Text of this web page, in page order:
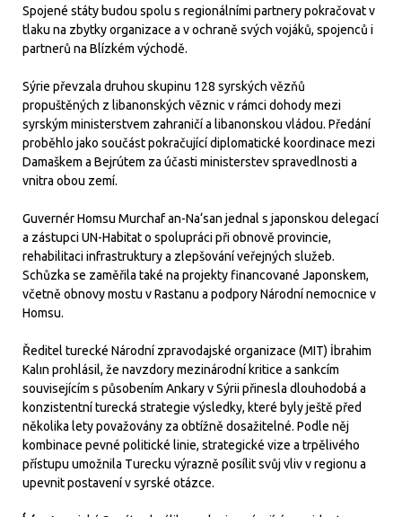
Spojené státy budou spolu s regionálními partnery pokračovat v
tlaku na zbytky organizace a v ochraně svých vojáků, spojenců i
partnerů na Blízkém východě.
Sýrie převzala druhou skupinu 128 syrských vězňů
propuštěných z libanonských věznic v rámci dohody mezi
syrským ministerstvem zahraničí a libanonskou vládou. Předání
proběhlo jako součást pokračující diplomatické koordinace mezi
Damaškem a Bejrútem za účasti ministerstev spravedlnosti a
vnitra obou zemí.
Guvernér Homsu Murchaf an-Na‘san jednal s japonskou delegací
a zástupci UN-Habitat o spolupráci při obnově provincie,
rehabilitaci infrastruktury a zlepšování veřejných služeb.
Schůzka se zaměřila také na projekty financované Japonskem,
včetně obnovy mostu v Rastanu a podpory Národní nemocnice v
Homsu.
Ředitel turecké Národní zpravodajské organizace (MIT) İbrahim
Kalın prohlásil, že navzdory mezinárodní kritice a sankcím
souvisejícím s působením Ankary v Sýrii přinesla dlouhodobá a
konzistentní turecká strategie výsledky, které byly ještě před
několika lety považovány za obtížně dosažitelné. Podle něj
kombinace pevné politické linie, strategické vize a trpělivého
přístupu umožnila Turecku výrazně posílit svůj vliv v regionu a
upevnit postavení v syrské otázce.